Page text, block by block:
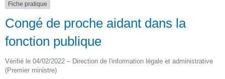
Fiche pratique
Congé de proche aidant dans la
fonction publique
Vérifié le 04/02/2022 – Direction de l'information légale et administrative
(Premier ministre)